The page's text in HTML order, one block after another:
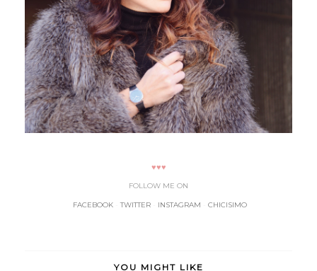
♥♥♥
FOLLOW ME ON
FACEBOOK-TWITTER- INSTAGRAM CHICISIMO
YOU MIGHT LIKE